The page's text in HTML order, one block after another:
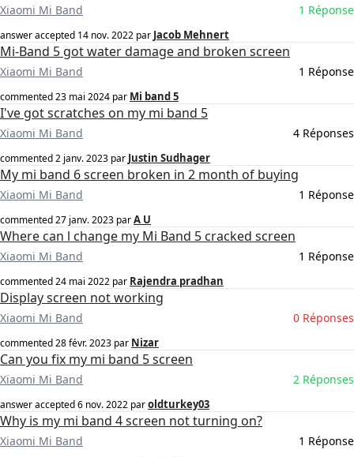
Xiaomi Mi Band 1 Réponse
answer accepted 14 nov. 2022 par Jacob Mehnert
Mi-Band 5 got water damage and broken screen
Xiaomi Mi Band 1 Réponse
commented23 mai 2024 par Mi band 5
I've got scratches on my mi band 5
Xiaomi Mi Band 4 Réponses
commented2 janv. 2023 par Justin Sudhager
My mi band 6 screen broken in 2 month of buying
Xiaomi Mi Band 1 Réponse
commented27 janv. 2023 parA U
Where can l change my Mi Band 5 cracked screen
Xiaomi Mi Band 1 Réponse
commented24 mai 2022 par Rajendra pradhan
Display screen not working
Xiaomi Mi Band 0 Réponses
commented28 févr. 2023 par Nizar
Can you fix my mi band 5 screen
Xiaomi Mi Band 2 Réponses
answer accepted6 nov. 2022 paroldturkey03
Why is my mi band 4 screen not turning on?
Xiaomi Mi Band 1 Réponse